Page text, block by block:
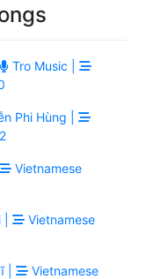
Tro Music |
Phi Hùng |
Vietnamese
Vietnamese
|
Vietnamese